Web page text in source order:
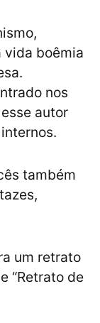
vida boêmia
nos
autor
também
um retrato
“Retrato de